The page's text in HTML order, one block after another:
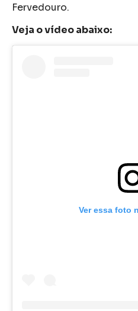
Fervedouro.
Veja o vídeo abaixo:
Ver essa foto